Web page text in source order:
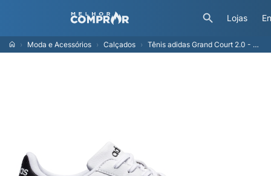
Lojas
Moda e Acessórios Calçados Tênis adidas Grand Court 2.0 - Feminino